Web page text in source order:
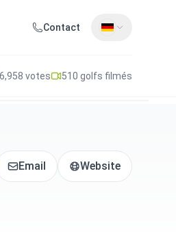
Contact
votes 510 golfs filmés
Email Website